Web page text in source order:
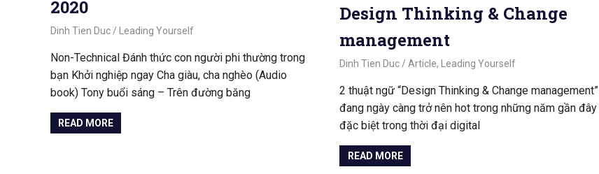
2020
October 21, 2020
Dinh Tien Duc Leading Yourself
Non-Technical Đánh thức con người phi thường trong
bạn Khởi nghiệp ngay Cha giàu, cha nghèo (Audio
book) Tony buổi sáng – Trên đường băng
READ MORE
Design Thinking & Change
management
September 24, 2020
Dinh Tien Duc Article,Leading Yourself
2 thuật ngữ “Design Thinking & Change management”
đang ngày càng trở nên hot trong những năm gần đây
đặc biệt trong thời đại digital
READ MORE